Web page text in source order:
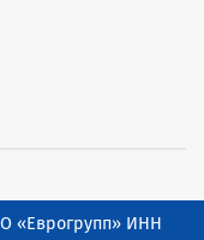
«Еврогрупп» ИНН